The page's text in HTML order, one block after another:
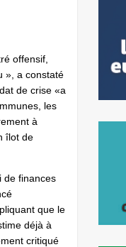
offensif,
», a constaté
de crise «a
les
à
îlot de
de finances
que le
déjà à
critiqué